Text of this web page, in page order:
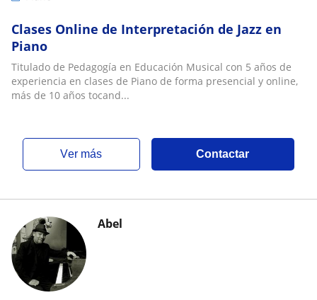
Clases Online de Interpretación de Jazz en
Piano
Titulado de Pedagogía en Educación Musical con 5 años de
experiencia en clases de Piano de forma presencial y online,
más de 10 años tocand...
ver más Contactar
Abel